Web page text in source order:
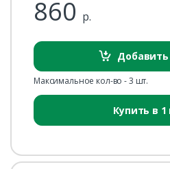
860 р.
Добавить
Максимальное кол-во - 3 шт.
Купить в 1